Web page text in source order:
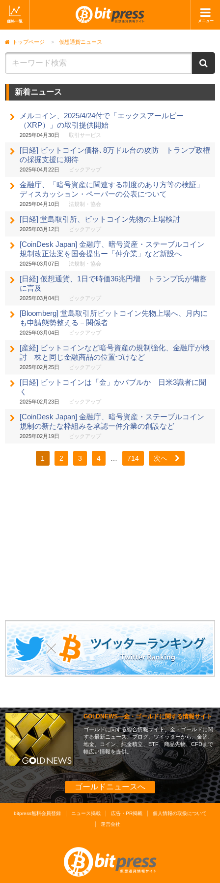
価格一覧 メニュー
ホーム
取引会社
ショップ
トップページ > 仮想通貨ニュース
新着ニュース
メルコイン、2025/4/24付で「エックスアールピー
（XRP）」の取引提供開始
2025年04月30日 取引サービス
[日経] ビットコイン価格､8万ドル台の攻防 トランプ政権
の採掘支援に期待
2025年04月22日 ピックアップ
金融庁、「暗号資産に関連する制度のあり方等の検証」
ディスカッション・ペーパーの公表について
2025年04月10日 法規制・協会
[日経] 堂島取引所、ビットコイン先物の上場検討
2025年03月12日 ピックアップ
[CoinDesk Japan] 金融庁、暗号資産・ステーブルコイン
規制改正法案を国会提出ー「仲介業」など新設へ
2025年03月07日 法規制・協会
[日経] 仮想通貨、1日で時価36兆円増 トランプ氏が備蓄
に言及
2025年03月04日 ピックアップ
[Bloomberg] 堂島取引所ビットコイン先物上場へ、月内に
も申請態勢整える－関係者
2025年03月04日 ピックアップ
[産経] ビットコインなど暗号資産の規制強化、金融庁が検
討 株と同じ金融商品の位置づけなど
2025年02月25日 ピックアップ
[日経] ビットコインは「金」かバブルか 日米3識者に聞
く
2025年02月23日 ピックアップ
[CoinDesk Japan] 金融庁、暗号資産・ステーブルコイン
規制の新たな枠組みを承認ー仲介業の創設など
2025年02月19日 ピックアップ
1 2 3 4 714 次へ
GOLDNEWS―金・ゴールドに関する情報サイト
ゴールドに関する総合情報サイト。金・ゴールドに関
する最新ニュース、ブログ、ツイッターから、金箔、
地金、コイン、純金積立、ETF、商品先物、CFDまで
幅広い情報を提供。
ゴールドニュースへ
bitpress無料会員登録 ニュース掲載 広告・PR掲載
個人情報の取扱について
運営会社